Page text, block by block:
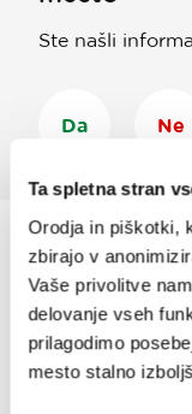
Ta spletna stran
Orodja in piškotki,
zbirajo v
Vaše privolitve
delovanje vseh
prilagodimo
mesto stalno
Ste našli
Da Ne